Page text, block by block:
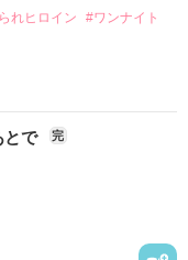
告げてきた。
を隠すことなく
害に
て――。
れヒロイン
#ワンナイト
かなかった梅田美
日本人美青年と出会
。
した美青年と再会。
関わらず、一族を離
冷徹だと評判な社長
とで 完